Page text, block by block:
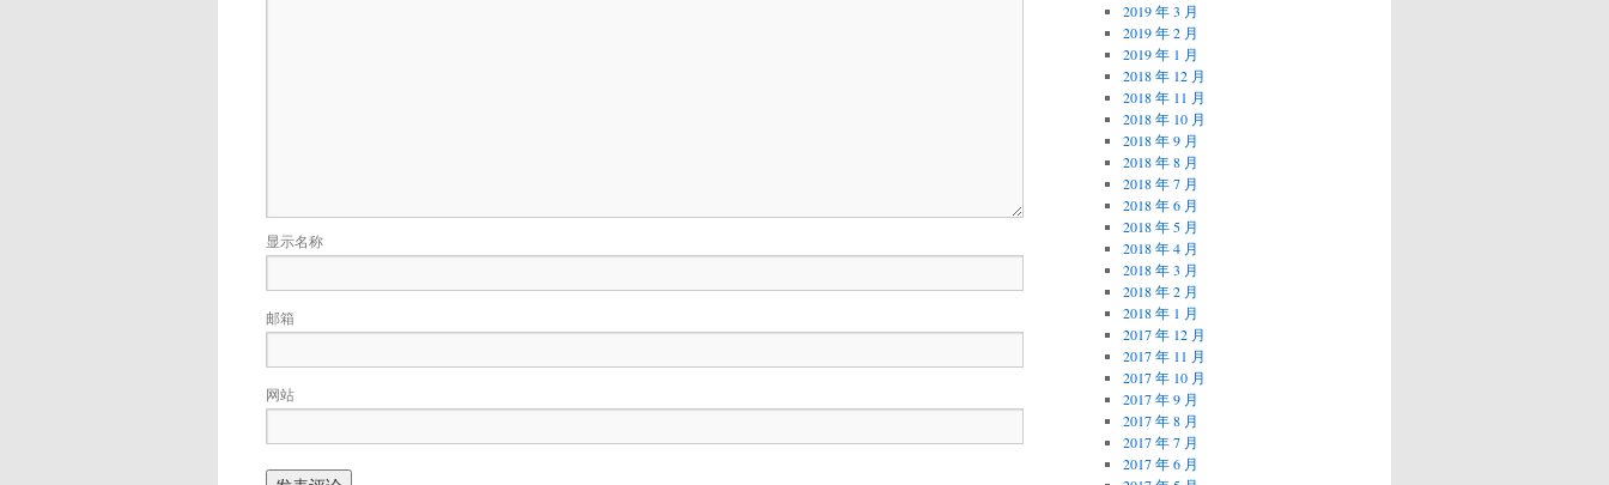
显示名称
邮箱
网站
2019 年 3 月
2019 年 2 月
2019 年 1 月
2018 年 12 月
2018 年 11 月
2018 年 10 月
2018 年 9 月
2018 年 8 月
2018 年 7 月
2018 年 6 月
2018 年 5 月
2018 年 4 月
2018 年 3 月
2018 年 2 月
2018 年 1 月
2017 年 12 月
2017 年 11 月
2017 年 10 月
2017 年 9 月
2017 年 8 月
2017 年 7 月
2017 年 6 月